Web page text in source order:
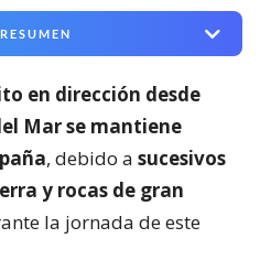
en dirección desde
Mar se mantiene
, debido a sucesivos
y rocas de gran
la jornada de este